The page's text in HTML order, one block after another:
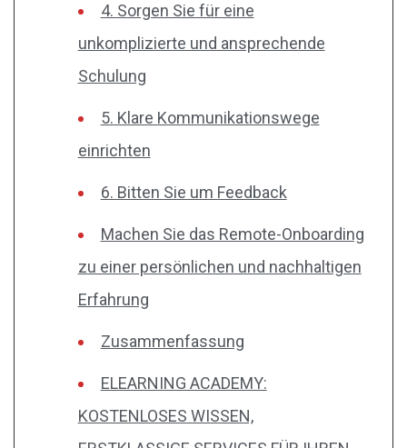
4. Sorgen Sie für eine
unkomplizierte und ansprechende
Schulung
5. Klare Kommunikationswege
einrichten
6. Bitten Sie um Feedback
Machen Sie das Remote-Onboarding
zu einer persönlichen und nachhaltigen
Erfahrung
Zusammenfassung
ELEARNING ACADEMY:
KOSTENLOSES WISSEN,